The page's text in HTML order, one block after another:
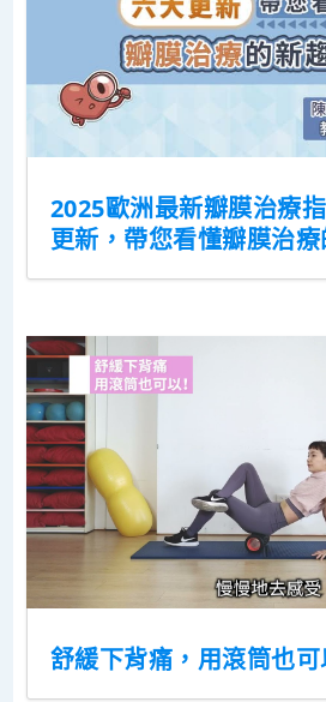
2025歐洲最新瓣膜治療
更新，帶您看懂瓣膜治
舒緩下背痛，用滾筒也